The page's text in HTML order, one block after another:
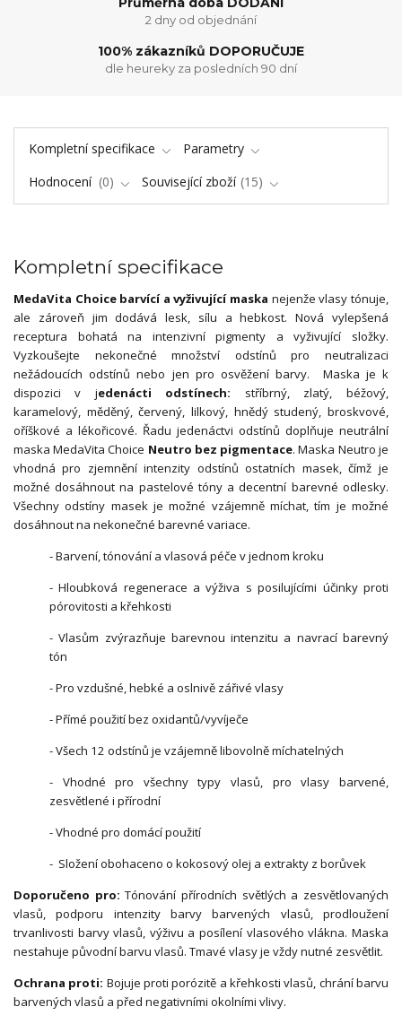
2 dny od objednání
100% zákazníků DOPORUČUJE
dle heureky za posledních 90 dní
Kompletní specifikace
Parametry
Hodnocení
0 Související zboží 15
Kompletní specifikace
MedaVita Choice barvící a vyživující maska nejenže vlasy tónuje,
ale zároveň jim dodává lesk, sílu a hebkost. Nová vylepšená
receptura bohatá na intenzivní pigmenty a vyživující složky.
Vyzkoušejte nekonečné množství odstínů pro neutralizaci
nežádoucích odstínů nebo jen pro osvěžení barvy. Maska je k
dispozici v jedenácti odstínech: stříbrný, zlatý, béžový,
karamelový, měděný, červený, lilkový, hnědý studený, broskvové,
oříškové a lékořicové. Řadu jedenáctvi odstínů doplňuje neutrální
maska MedaVita Choice Neutro bez pigmentace. Maska Neutro je
vhodná pro zjemnění intenzity odstínů ostatních masek, čímž je
možné dosáhnout na pastelové tóny a decentní barevné odlesky.
Všechny odstíny masek je možné vzájemně míchat, tím je možné
dosáhnout na nekonečné barevné variace.
- Barvení, tónování a vlasová péče v jednom kroku
- Hloubková regenerace a výživa s posilujícími účinky proti
pórovitosti a křehkosti
- Vlasům zvýrazňuje barevnou intenzitu a navrací barevný
tón
- Pro vzdušné, hebké a oslnivě zářivé vlasy
- Přímé použití bez oxidantů/vyvíječe
- Všech 12 odstínů je vzájemně libovolně míchatelných
- Vhodné pro všechny typy vlasů, pro vlasy barvené,
zesvětlené i přírodní
- Vhodné pro domácí použití
- Složení obohaceno o kokosový olej a extrakty z borůvek
Doporučeno pro: Tónování přírodních světlých a zesvětlovaných
vlasů, podporu intenzity barvy barvených vlasů, prodloužení
trvanlivosti barvy vlasů, výživu a posílení vlasového vlákna. Maska
nestahuje původní barvu vlasů. Tmavé vlasy je vždy nutné zesvětlit.
Ochrana proti: Bojuje proti porózitě a křehkosti vlasů, chrání barvu
barvených vlasů a před negativními okolními vlivy.